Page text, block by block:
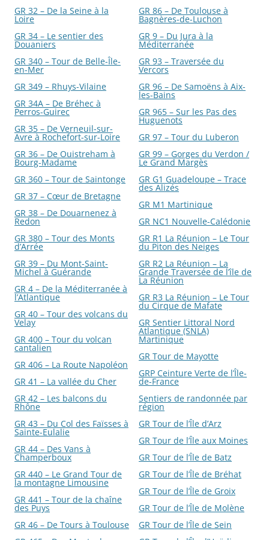
GR 32 – De la Seine à la
Loire
GR 34 – Le sentier des
Douaniers
GR 340 – Tour de Belle-Île-
en-Mer
GR 349 – Rhuys-Vilaine
GR 34A – De Bréhec à
Perros-Guirec
GR 35 – De Verneuil-sur-
Avre à Rochefort-sur-Loire
GR 36 – De Ouistreham à
Bourg-Madame
GR 360 – Tour de Saintonge
GR 37 – Cœur de Bretagne
GR 38 – De Douarnenez à
Redon
GR 380 – Tour des Monts
d’Arrée
GR 39 – Du Mont-Saint-
Michel à Guérande
GR 4 – De la Méditerranée à
l’Atlantique
GR 40 – Tour des volcans du
Velay
GR 400 – Tour du volcan
cantalien
GR 406 – La Route Napoléon
GR 41 – La vallée du Cher
GR 42 – Les balcons du
Rhône
GR 43 – Du Col des Faïsses à
Sainte-Eulalie
GR 44 – Des Vans à
Champerboux
GR 440 – Le Grand Tour de
la montagne Limousine
GR 441 – Tour de la chaîne
des Puys
GR 46 – De Tours à Toulouse
GR 86 – De Toulouse à
Bagnères-de-Luchon
GR 9 – Du Jura à la
Méditerranée
GR 93 – Traversée du
Vercors
GR 96 – De Samoëns à Aix-
les-Bains
GR 965 – Sur les Pas des
Huguenots
GR 97 – Tour du Luberon
GR 99 – Gorges du Verdon /
Le Grand Margès
GR G1 Guadeloupe – Trace
des Alizés
GR M1 Martinique
GR NC1 Nouvelle-Calédonie
GR R1 La Réunion – Le Tour
du Piton des Neiges
GR R2 La Réunion – La
Grande Traversée de l’île de
La Réunion
GR R3 La Réunion – Le Tour
du Cirque de Mafate
GR Sentier Littoral Nord
Atlantique (SNLA)
Martinique
GR Tour de Mayotte
GRP Ceinture Verte de l’Île-
de-France
Sentiers de randonnée par
région
GR Tour de l’Île d’Arz
GR Tour de l’Île aux Moines
GR Tour de l’Île de Batz
GR Tour de l’Île de Bréhat
GR Tour de l’Île de Groix
GR Tour de l’Île de Molène
GR Tour de l’Île de Sein